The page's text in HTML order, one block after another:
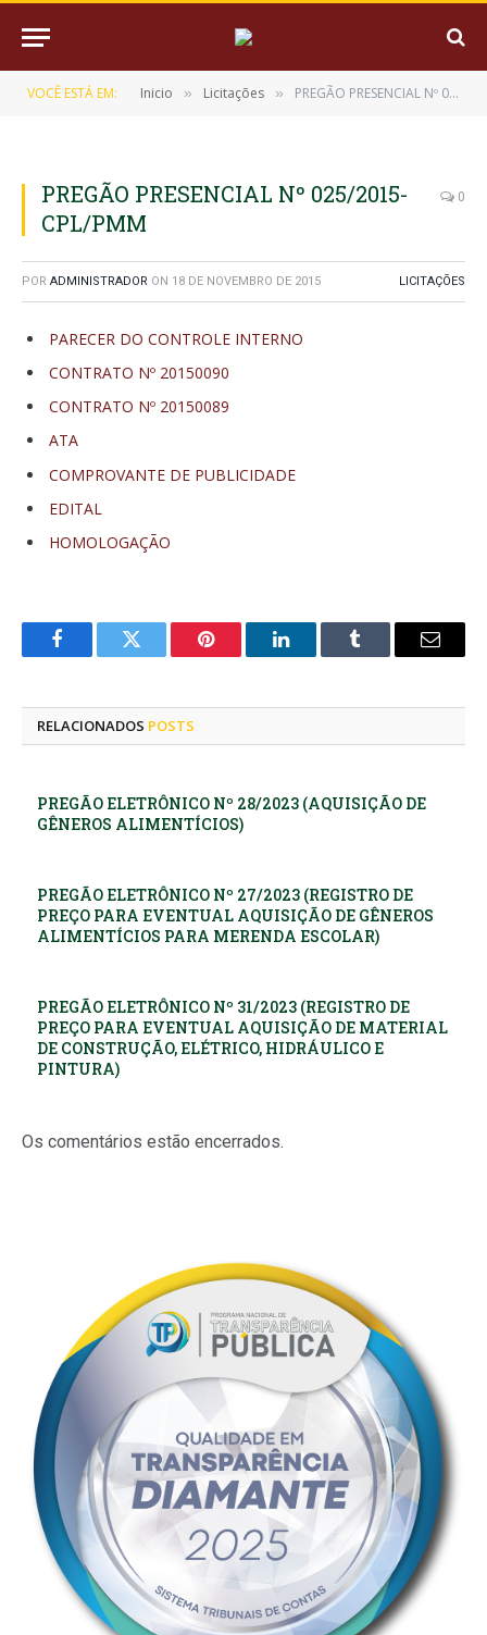
VOCÊ ESTÁ EM: Inicio » Licitações » PREGÃO PRESENCIAL Nº 025/2015-CPL/PMM
PREGÃO PRESENCIAL Nº 025/2015-
CPL/PMM
0
POR ADMINISTRADOR ON 18 DE NOVEMBRO DE 2015 LICITAÇÕES
PARECER DO CONTROLE INTERNO
CONTRATO Nº 20150090
CONTRATO Nº 20150089
ATA
COMPROVANTE DE PUBLICIDADE
EDITAL
HOMOLOGAÇÃO
FacebookTwitter Pinterest LinkedInTumblr
E-
RELACIONADOS POSTS
PREGÃO ELETRÔNICO Nº 28/2023 (AQUISIÇÃO DE
GÊNEROS ALIMENTÍCIOS)
PREGÃO ELETRÔNICO Nº 27/2023 (REGISTRO DE
PREÇO PARA EVENTUAL AQUISIÇÃO DE GÊNEROS
ALIMENTÍCIOS PARA MERENDA ESCOLAR)
PREGÃO ELETRÔNICO Nº 31/2023 (REGISTRO DE
PREÇO PARA EVENTUAL AQUISIÇÃO DE MATERIAL
DE CONSTRUÇÃO, ELÉTRICO, HIDRÁULICO E
PINTURA)
Os comentários estão encerrados.